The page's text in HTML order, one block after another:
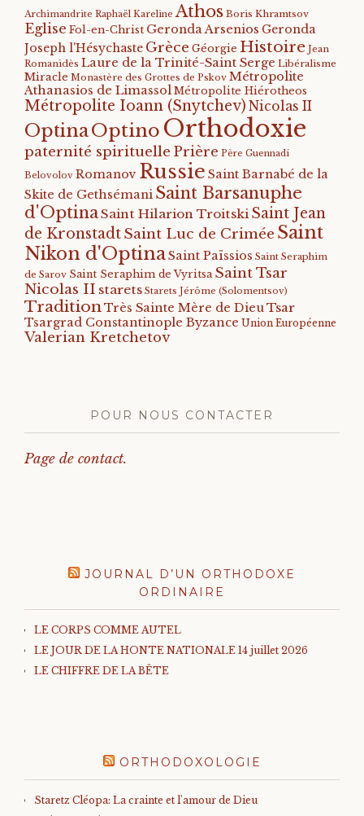
Archimandrite Raphaël Kareline Athos Boris Khramtsov
Eglise Fol-en-Christ Geronda Arsenios Geronda
Joseph l'Hésychaste Grèce Géorgie Histoire Jean
Romanidès Laure de la Trinité-Saint Serge Libéralisme
Miracle Monastère des Grottes de Pskov Métropolite
Athanasios de Limassol Métropolite Hiérotheos
Métropolite Ioann (Snytchev) Nicolas II
OptinaOptino Orthodoxie
paternité spirituelle Prière Père Guennadi
Belovolov Romanov Russie Saint Barnabé de la
Skite de Gethsémani Saint Barsanuphe
d'OptinaSaint Hilarion Troitski Saint Jean
de KronstadtSaint Luc de Crimée Saint
Nikon d'OptinaSaint Païssios Saint Seraphim
de Sarov Saint Seraphim de Vyritsa Saint Tsar
Nicolas II starets Starets Jérôme (Solomentsov)
TraditionTrès Sainte Mère de DieuTsar
Tsargrad Constantinople Byzance Union Européenne
Valerian Kretchetov
POUR NOUS CONTACTER
Page de contact.
JOURNAL D’UN ORTHODOXE
ORDINAIRE
LE CORPS COMME AUTEL
LE JOUR DE LA HONTE NATIONALE 14 juillet 2026
LE CHIFFRE DE LA BÊTE
ORTHODOXOLOGIE
Staretz Cléopa: La crainte et l'amour de Dieu